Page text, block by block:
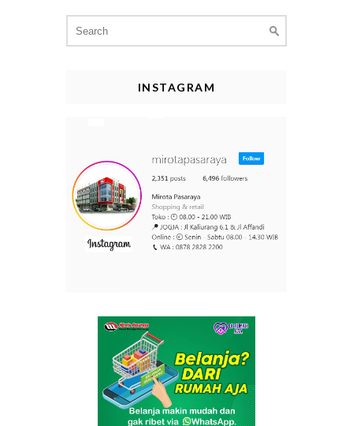
for:
INSTAGRAM